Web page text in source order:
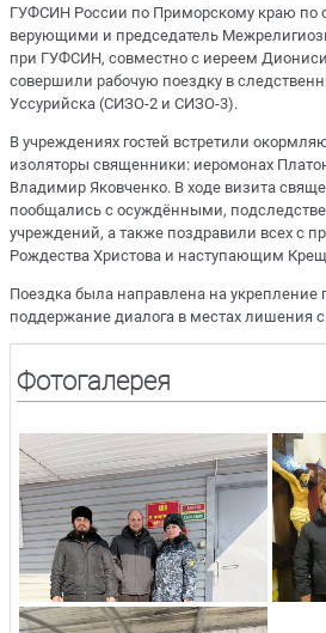
ГУФСИН России по Приморскому краю по
верующими и председатель
при ГУФСИН, совместно с иереем
совершили рабочую поездку в
Уссурийска (СИЗО-2 и СИЗО-3).
В учреждениях гостей встретили
изоляторы священники: иеромонах
Владимир Яковченко. В ходе визита
пообщались с осуждёнными,
учреждений, а также поздравили всех с
Рождества Христова и наступающим
Поездка была направлена на укрепление
поддержание диалога в местах лишения
Фотогалерея